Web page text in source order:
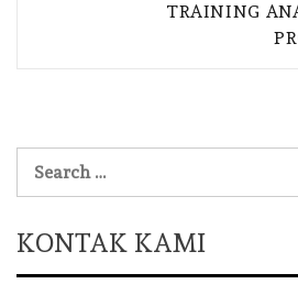
TRAINING
KONTAK KAMI